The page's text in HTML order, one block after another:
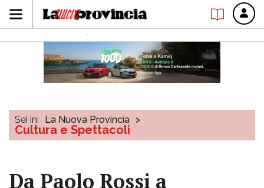
Sei in: La Nuova Provincia >
Cultura e Spettacoli
Da Paolo Rossi a